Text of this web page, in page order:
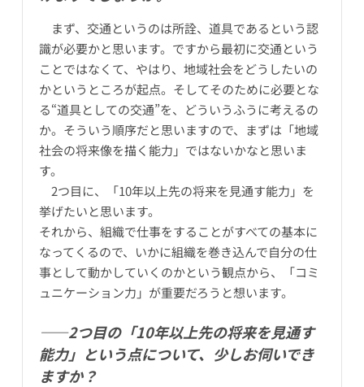
まず、交通というのは所詮、道具であるという認
識が必要かと思います。ですから最初に交通という
ことではなくて、やはり、地域社会をどうしたいの
かというところが起点。そしてそのために必要とな
る“道具としての交通”を、どういうふうに考えるの
か。そういう順序だと思いますので、まずは「地域
社会の将来像を描く能力」ではないかなと思いま
す。
2つ目に、「10年以上先の将来を見通す能力」を
挙げたいと思います。
それから、組織で仕事をすることがすべての基本に
なってくるので、いかに組織を巻き込んで自分の仕
事として動かしていくのかという観点から、「コミ
ュニケーション力」が重要だろうと想います。
――2つ目の「10年以上先の将来を見通す
能力」という点について、少しお伺いでき
ますか？